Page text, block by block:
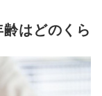
はどのくら